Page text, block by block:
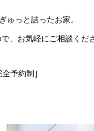
ゅっと詰ったお家。
、お気軽にご相談くだ
予約制］